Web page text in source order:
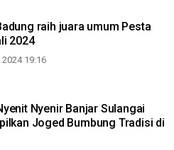
raih juara umum Pesta
2024
19:16
Nyenir Banjar Sulangai
Joged Bumbung Tradisi di